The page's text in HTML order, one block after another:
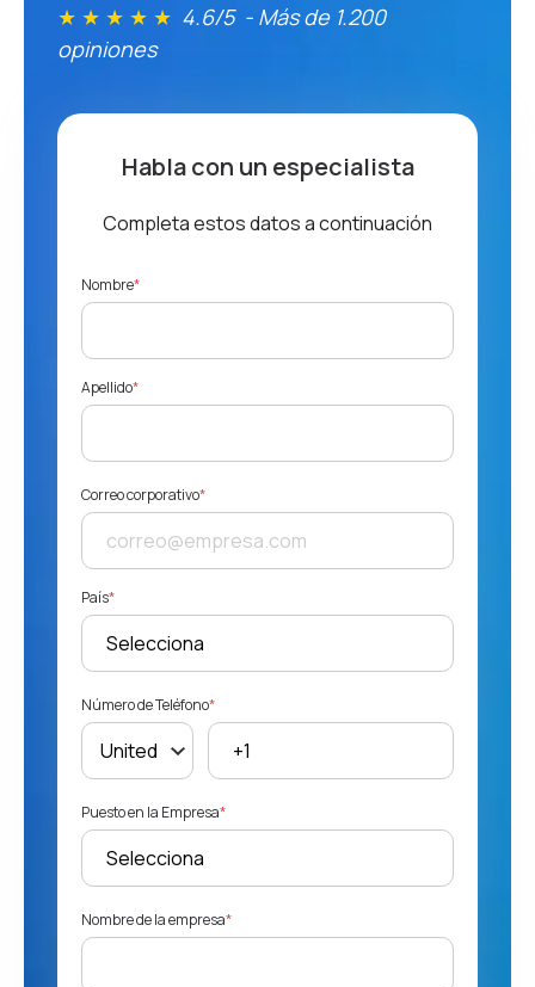
★ ★ ★ ★ ★ 4.6/5 - Más de 1.200
opiniones
Habla con un especialista
Completa estos datos a continuación
Nombre*
Apellido*
Correo corporativo*
País*
Número de Teléfono*
Puesto en la Empresa*
Nombre de la empresa*